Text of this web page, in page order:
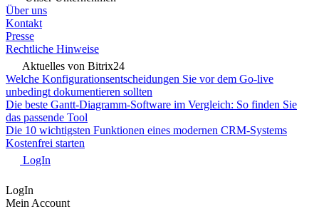
Über uns
Kontakt
Presse
Rechtliche Hinweise
Aktuelles von Bitrix24
Welche Konfigurationsentscheidungen Sie vor dem Go-live
unbedingt dokumentieren sollten
Die beste Gantt-Diagramm-Software im Vergleich: So finden Sie
das passende Tool
Die 10 wichtigsten Funktionen eines modernen CRM-Systems
Kostenfrei starten
LogIn
LogIn
Mein Account